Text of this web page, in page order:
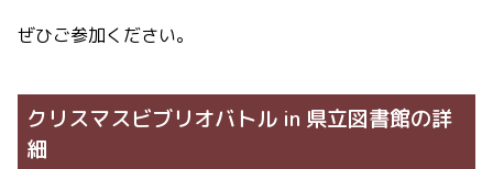
ぜひご参加ください。
クリスマスビブリオバトル in 県立図書館の詳
細